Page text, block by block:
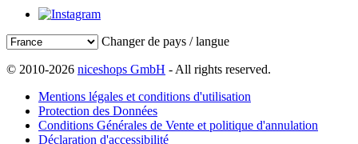
Changer de pays / langue
© 2010-2026 niceshops GmbH - All rights reserved.
Mentions légales et conditions d'utilisation
Protection des Données
Conditions Générales de Vente et politique d'annulation
Déclaration d'accessibilité